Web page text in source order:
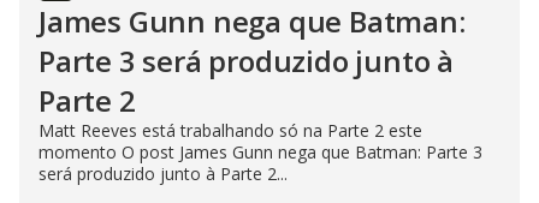
James Gunn nega que Batman:
Parte 3 será produzido junto à
Parte 2
Matt Reeves está trabalhando só na Parte 2 este
momento O post James Gunn nega que Batman: Parte 3
será produzido junto à Parte 2...